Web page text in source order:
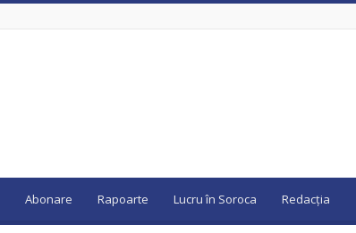
Abonare Rapoarte Lucru în Soroca Redacția